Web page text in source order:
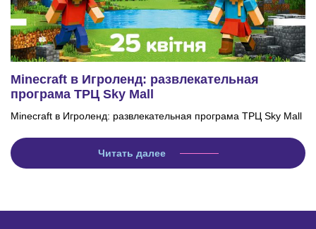
Minecraft в Игроленд: развлекательная
програма ТРЦ Sky Mall
Minecraft в Игроленд: развлекательная програма ТРЦ Sky Mall
Читать далее